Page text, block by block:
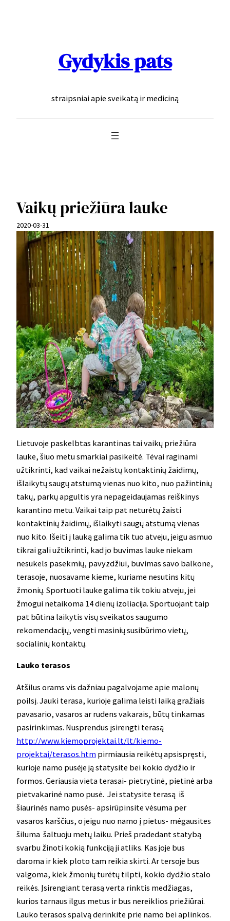
Gydykis pats
straipsniai apie sveikatą ir mediciną
Vaikų priežiūra lauke
2020-03-31
Lietuvoje paskelbtas karantinas tai vaikų priežiūra
lauke, šiuo metu smarkiai pasikeitė. Tėvai raginami
užtikrinti, kad vaikai nežaistų kontaktinių žaidimų,
išlaikytų saugų atstumą vienas nuo kito, nuo pažintinių
takų, parkų apgultis yra nepageidaujamas reiškinys
karantino metu. Vaikai taip pat neturėtų žaisti
kontaktinių žaidimų, išlaikyti saugų atstumą vienas
nuo kito. Išeiti į lauką galima tik tuo atveju, jeigu asmuo
tikrai gali užtikrinti, kad jo buvimas lauke niekam
nesukels pasekmių, pavyzdžiui, buvimas savo balkone,
terasoje, nuosavame kieme, kuriame nesutins kitų
žmonių. Sportuoti lauke galima tik tokiu atveju, jei
žmogui netaikoma 14 dienų izoliacija. Sportuojant taip
pat būtina laikytis visų sveikatos saugumo
rekomendacijų, vengti masinių susibūrimo vietų,
socialinių kontaktų.
Lauko terasos
Atšilus orams vis dažniau pagalvojame apie malonų
poilsį. Jauki terasa, kurioje galima leisti laiką gražiais
pavasario, vasaros ar rudens vakarais, būtų tinkamas
pasirinkimas. Nusprendus įsirengti terasą
http://www.kiemoprojektai.lt/lt/kiemo-
projektai/terasos.htm pirmiausia reikėtų apsispręsti,
kurioje namo pusėje ją statysite bei kokio dydžio ir
formos. Geriausia vieta terasai- pietrytinė, pietinė arba
pietvakarinė namo pusė. Jei statysite terasą iš
šiaurinės namo pusės- apsirūpinsite vėsuma per
vasaros karščius, o jeigu nuo namo į pietus- mėgausites
šiluma šaltuoju metų laiku. Prieš pradedant statybą
svarbu žinoti kokią funkciją ji atliks. Kas joje bus
daroma ir kiek ploto tam reikia skirti. Ar tersoje bus
valgoma, kiek žmonių turėtų tilpti, kokio dydžio stalo
reikės. Įsirengiant terasą verta rinktis medžiagas,
kurios tarnaus ilgus metus ir bus nereiklios priežiūrai.
Lauko terasos spalvą derinkite prie namo bei aplinkos.